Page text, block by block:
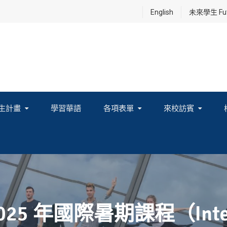
English 未來學生
計畫 學習華語 各項表單 來校訪賓
年國際暑期課程（